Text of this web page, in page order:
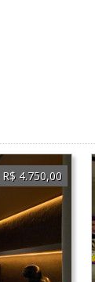
R$ 4.750,00